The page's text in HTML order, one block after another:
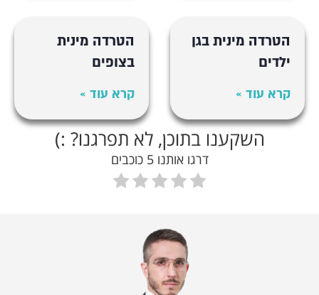
הטרדה מינית בגן
ילדים
קרא עוד »
הטרדה מינית
בצופים
קרא עוד »
השקענו בתוכן, לא תפרגנו? :)
דרגו אותנו 5 כוכבים